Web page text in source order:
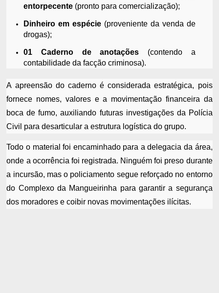
entorpecente (pronto para comercialização);
Dinheiro em espécie (proveniente da venda de
drogas);
01 Caderno de anotações (contendo a
contabilidade da facção criminosa).
A apreensão do caderno é considerada estratégica, pois
fornece nomes, valores e a movimentação financeira da
boca de fumo, auxiliando futuras investigações da Polícia
Civil para desarticular a estrutura logística do grupo.
Todo o material foi encaminhado para a delegacia da área,
onde a ocorrência foi registrada. Ninguém foi preso durante
a incursão, mas o policiamento segue reforçado no entorno
do Complexo da Mangueirinha para garantir a segurança
dos moradores e coibir novas movimentações ilícitas.